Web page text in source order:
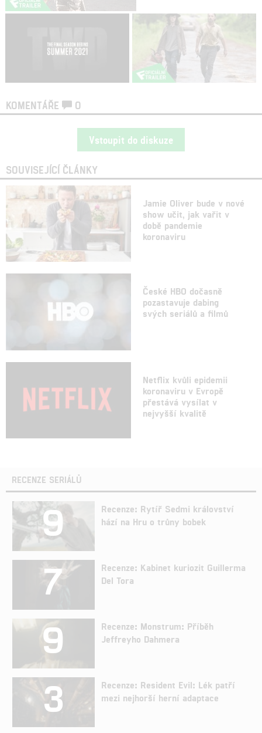
KOMENTÁŘE 0
Vstoupit do diskuze
SOUVISEJÍCÍ ČLÁNKY
Jamie Oliver bude v nové
show učit, jak vařit v
době pandemie
koronaviru
České HBO dočasně
pozastavuje dabing
svých seriálů a filmů
Netflix kvůli epidemii
koronaviru v Evropě
přestává vysílat v
nejvyšší kvalitě
RECENZE SERIÁLŮ
9
Recenze: Rytíř Sedmi království
hází na Hru o trůny bobek
7
Recenze: Kabinet kuriozit Guillerma
Del Tora
9
Recenze: Monstrum: Příběh
Jeffreyho Dahmera
3
Recenze: Resident Evil: Lék patří
mezi nejhorší herní adaptace